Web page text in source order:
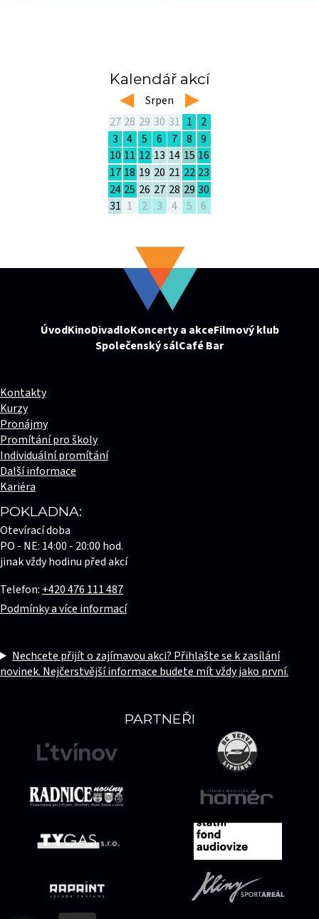
Kalendář akcí
left Srpen right
27 28 29 30 31 1
2
3
4 5 6 7 8
9
10 11 12 13 14 15 16
17 18 19 20 21 22 23
24 25 26 27 28 29 30
31 1 2 3 4 5 6
ÚvodKinoDivadloKoncerty a akceFilmový klub
Společenský sálCafé Bar
PARTNEŘI
Kontakty
Kurzy
Pronájmy
Promítání pro školy
Individuální promítání
Další informace
Kariéra
POKLADNA:
Otevírací doba
PO - NE: 14:00 - 20:00 hod.
jinak vždy hodinu před akcí
Telefon: +420 476 111 487
Podmínky a více informací
Nechcete přijít o zajímavou akci? Přihlašte se k zasílání
novinek. Nejčerstvější informace budete mít vždy jako první.